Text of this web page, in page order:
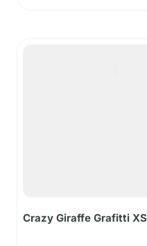
Crazy Giraffe Grafitti XS